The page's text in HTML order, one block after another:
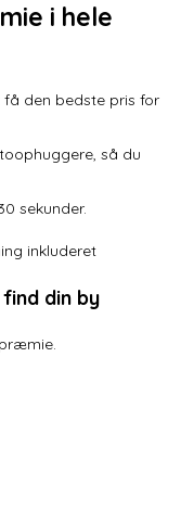
i hele
den bedste pris for
så du
sekunder.
inkluderet
din by